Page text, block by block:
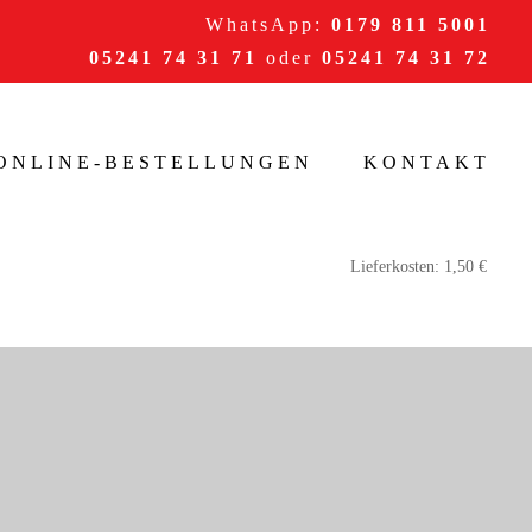
WhatsApp: 0179 811 5001
05241 74 31 71
oder 05241 74 31 72
BESTELLUNGEN KONTAKT